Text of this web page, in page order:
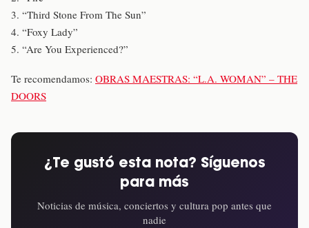
3. “Third Stone From The Sun”
4. “Foxy Lady”
5. “Are You Experienced?”
Te recomendamos: OBRAS MAESTRAS: “L.A. WOMAN” – THE
DOORS
¿Te gustó esta nota? Síguenos
para más
Noticias de música, conciertos y cultura pop antes que
nadie